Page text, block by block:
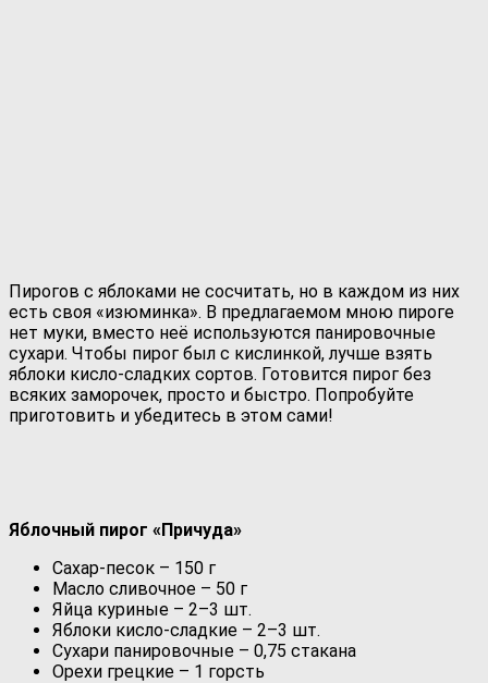
Пирогов с яблоками не сосчитать, но в каждом из них
есть своя «изюминка». В предлагаемом мною пироге
нет муки, вместо неё используются панировочные
сухари. Чтобы пирог был с кислинкой, лучше взять
яблоки кисло-сладких сортов. Готовится пирог без
всяких заморочек, просто и быстро. Попробуйте
приготовить и убедитесь в этом сами!
Яблочный пирог «Причуда»
Сахар-песок – 150 г
Масло сливочное – 50 г
Яйца куриные – 2–3 шт.
Яблоки кисло-сладкие – 2–3 шт.
Сухари панировочные – 0,75 стакана
Орехи грецкие – 1 горсть